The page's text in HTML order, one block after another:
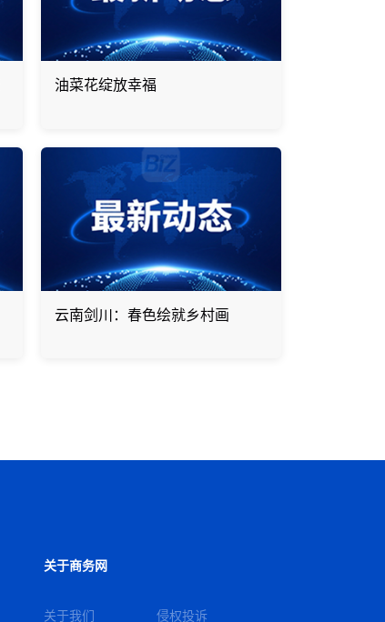
油菜花绽放幸福
云南剑川：春色绘就乡村画
关于商务网
关于我们 侵权投诉